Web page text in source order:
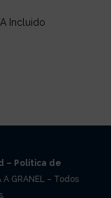
Incluido
– Política de
GRANEL – Todos